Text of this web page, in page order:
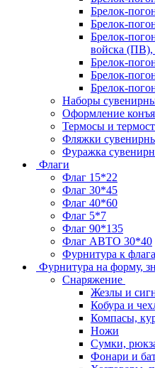
Брелок-
Брелок-
Брелок-
войска
Брелок-
Брелок-
Брелок-
Наборы
Оформление
Термосы и
Фляжки
Фуражка
Флаги
Флаг 15*22
Флаг 30*45
Флаг 40*60
Флаг 5*7
Флаг 90*135
Флаг АВТО 30*40
Фурнитура к
Фурнитура на форму,
Снаряжение
Жезлы и
Кобура и
Компасы,
Ножи
Сумки,
Фонари и